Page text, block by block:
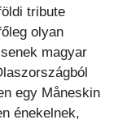
tribute
olyan
magyar
egy Måneskin
énekelnek,